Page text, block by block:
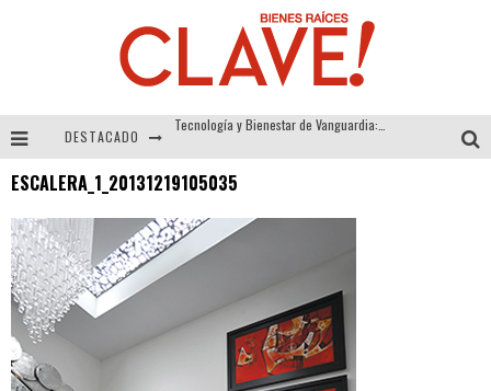
DESTACADO Sector Inmobiliario – recuperación a paso firme
ESCALERA_1_20131219105035